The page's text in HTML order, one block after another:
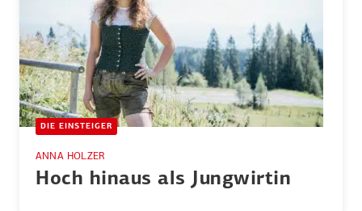
DIE EINSTEIGER
ANNA HOLZER
Hoch hinaus als Jungwirtin